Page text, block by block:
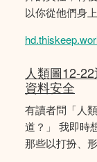
以你從他們身
人類圖12-
資料安全
有讀者問「人
道？」 我即時
那些以打扮、